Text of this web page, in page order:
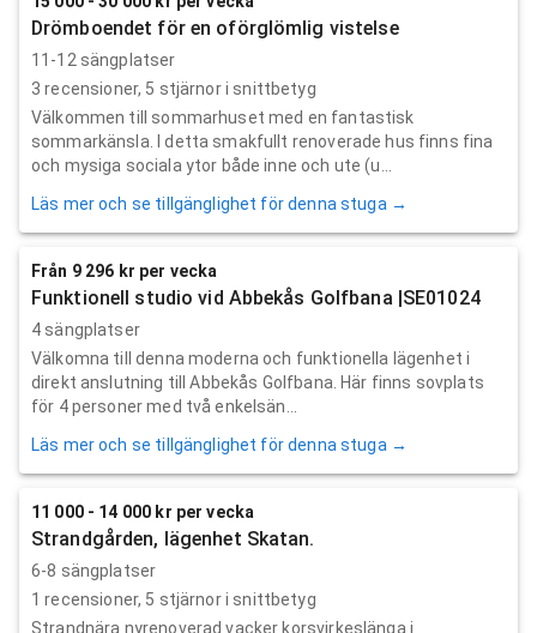
Drömboendet för en oförglömlig vistelse
11-12 sängplatser
3 recensioner, 5 stjärnor i snittbetyg
Välkommen till sommarhuset med en fantastisk
sommarkänsla. I detta smakfullt renoverade hus finns fina
och mysiga sociala ytor både inne och ute (u...
Läs mer och se tillgänglighet för denna stuga →
Från 9 296 kr per vecka
Funktionell studio vid Abbekås Golfbana |SE01024
4 sängplatser
Välkomna till denna moderna och funktionella lägenhet i
direkt anslutning till Abbekås Golfbana. Här finns sovplats
för 4 personer med två enkelsän...
Läs mer och se tillgänglighet för denna stuga →
11 000 - 14 000 kr per vecka
Strandgården, lägenhet Skatan.
6-8 sängplatser
1 recensioner, 5 stjärnor i snittbetyg
Strandnära nyrenoverad vacker korsvirkeslänga i